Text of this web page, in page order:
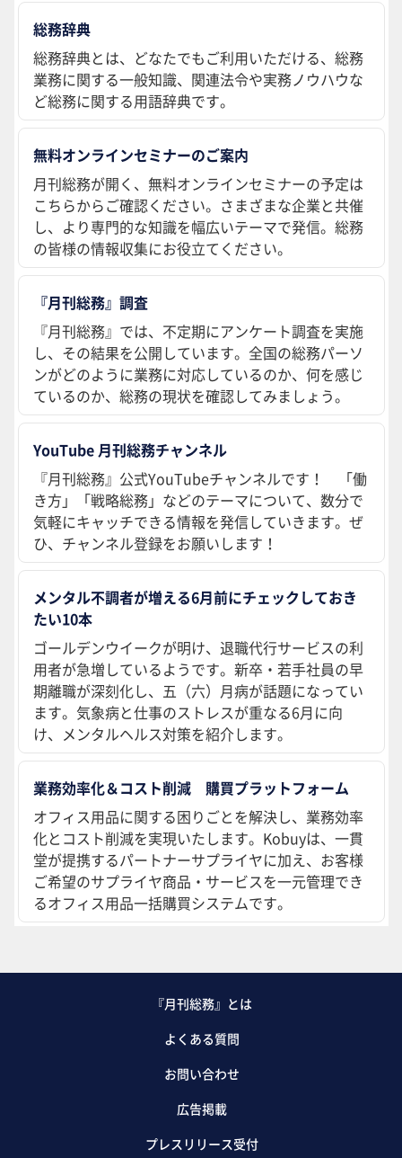
総務辞典
総務辞典とは、どなたでもご利用いただける、総務
業務に関する一般知識、関連法令や実務ノウハウな
ど総務に関する用語辞典です。
無料オンラインセミナーのご案内
月刊総務が開く、無料オンラインセミナーの予定は
こちらからご確認ください。さまざまな企業と共催
し、より専門的な知識を幅広いテーマで発信。総務
の皆様の情報収集にお役立てください。
『月刊総務』調査
『月刊総務』では、不定期にアンケート調査を実施
し、その結果を公開しています。全国の総務パーソ
ンがどのように業務に対応しているのか、何を感じ
ているのか、総務の現状を確認してみましょう。
YouTube 月刊総務チャンネル
『月刊総務』公式YouTubeチャンネルです！ 「働
き方」「戦略総務」などのテーマについて、数分で
気軽にキャッチできる情報を発信していきます。ぜ
ひ、チャンネル登録をお願いします！
メンタル不調者が増える6月前にチェックしておき
たい10本
ゴールデンウイークが明け、退職代行サービスの利
用者が急増しているようです。新卒・若手社員の早
期離職が深刻化し、五（六）月病が話題になってい
ます。気象病と仕事のストレスが重なる6月に向
け、メンタルヘルス対策を紹介します。
業務効率化＆コスト削減 購買プラットフォーム
オフィス用品に関する困りごとを解決し、業務効率
化とコスト削減を実現いたします。Kobuyは、一貫
堂が提携するパートナーサプライヤに加え、お客様
ご希望のサプライヤ商品・サービスを一元管理でき
るオフィス用品一括購買システムです。
『月刊総務』とは
よくある質問
お問い合わせ
広告掲載
プレスリリース受付